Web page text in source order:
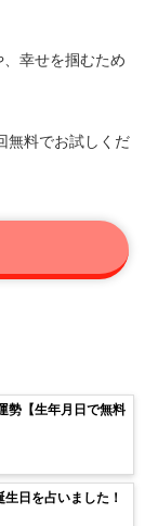
幸せを掴むため
無料でお試しくだ
勢【生年月日で無料
日を占いました！